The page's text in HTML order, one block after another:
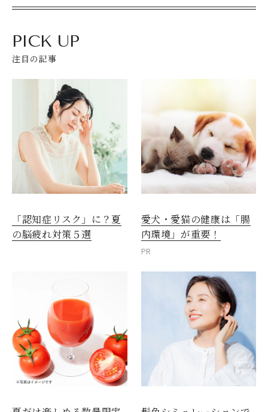
PICK UP
注目の記事
「認知症リスク」に？夏
の脳疲れ対策５選
愛犬・愛猫の健康は「腸
内環境」が重要！
PR